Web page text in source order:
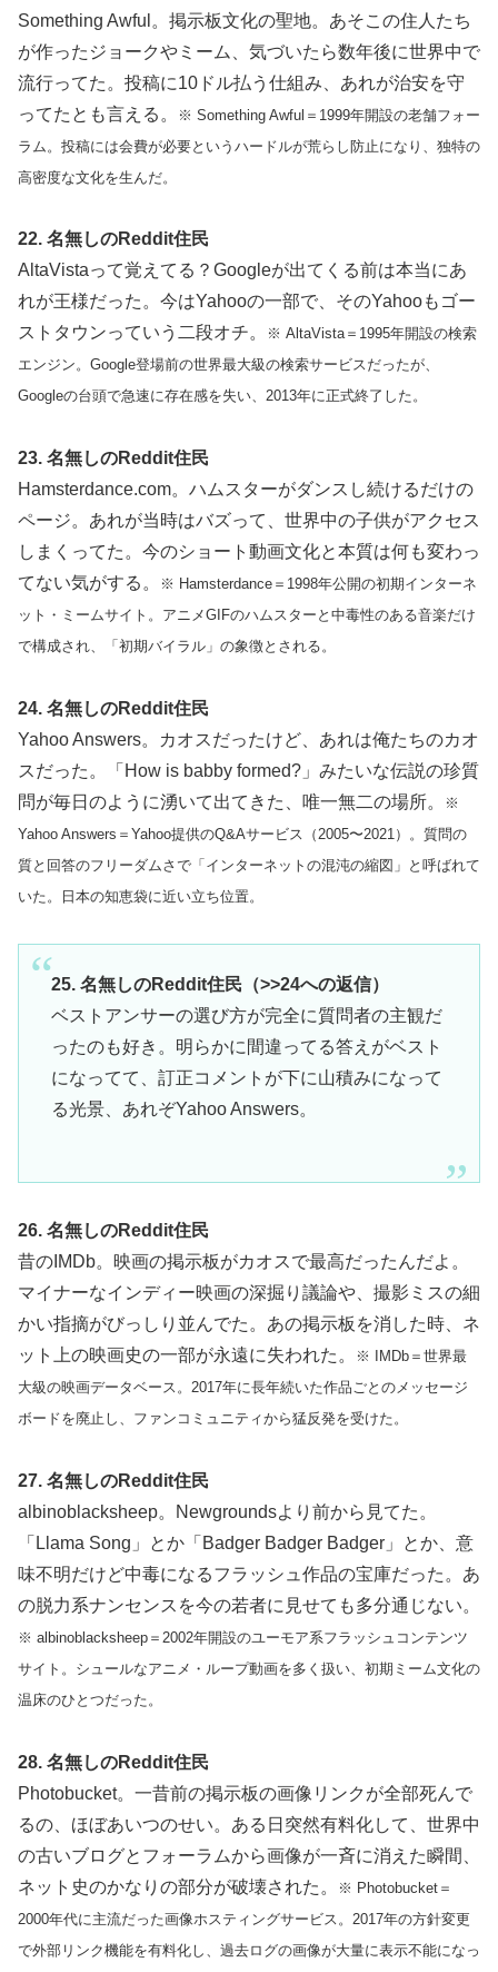
Something Awful。掲示板文化の聖地。あそこの住人たち
が作ったジョークやミーム、気づいたら数年後に世界中で
流行ってた。投稿に10ドル払う仕組み、あれが治安を守
ってたとも言える。
※ Something Awful＝1999年開設の老舗フォー
ラム。投稿には会費が必要というハードルが荒らし防止になり、独特の
高密度な文化を生んだ。
22. 名無しのReddit住民
AltaVistaって覚えてる？Googleが出てくる前は本当にあ
れが王様だった。今はYahooの一部で、そのYahooもゴー
ストタウンっていう二段オチ。
※ AltaVista＝1995年開設の検索
エンジン。Google登場前の世界最大級の検索サービスだったが、
Googleの台頭で急速に存在感を失い、2013年に正式終了した。
23. 名無しのReddit住民
Hamsterdance.com。ハムスターがダンスし続けるだけの
ページ。あれが当時はバズって、世界中の子供がアクセス
しまくってた。今のショート動画文化と本質は何も変わっ
てない気がする。
※ Hamsterdance＝1998年公開の初期インターネ
ット・ミームサイト。アニメGIFのハムスターと中毒性のある音楽だけ
で構成され、「初期バイラル」の象徴とされる。
24. 名無しのReddit住民
Yahoo Answers。カオスだったけど、あれは俺たちのカオ
スだった。「How is babby formed?」みたいな伝説の珍質
問が毎日のように湧いて出てきた、唯一無二の場所。
※
Yahoo Answers＝Yahoo提供のQ&Aサービス（2005〜2021）。質問の
質と回答のフリーダムさで「インターネットの混沌の縮図」と呼ばれて
いた。日本の知恵袋に近い立ち位置。
25. 名無しのReddit住民（>>24への返信）
ベストアンサーの選び方が完全に質問者の主観だ
ったのも好き。明らかに間違ってる答えがベスト
になってて、訂正コメントが下に山積みになって
る光景、あれぞYahoo Answers。
26. 名無しのReddit住民
昔のIMDb。映画の掲示板がカオスで最高だったんだよ。
マイナーなインディー映画の深掘り議論や、撮影ミスの細
かい指摘がびっしり並んでた。あの掲示板を消した時、ネ
ット上の映画史の一部が永遠に失われた。
※ IMDb＝世界最
大級の映画データベース。2017年に長年続いた作品ごとのメッセージ
ボードを廃止し、ファンコミュニティから猛反発を受けた。
27. 名無しのReddit住民
albinoblacksheep。Newgroundsより前から見てた。
「Llama Song」とか「Badger Badger Badger」とか、意
味不明だけど中毒になるフラッシュ作品の宝庫だった。あ
の脱力系ナンセンスを今の若者に見せても多分通じない。
※ albinoblacksheep＝2002年開設のユーモア系フラッシュコンテンツ
サイト。シュールなアニメ・ループ動画を多く扱い、初期ミーム文化の
温床のひとつだった。
28. 名無しのReddit住民
Photobucket。一昔前の掲示板の画像リンクが全部死んで
るの、ほぼあいつのせい。ある日突然有料化して、世界中
の古いブログとフォーラムから画像が一斉に消えた瞬間、
ネット史のかなりの部分が破壊された。
※ Photobucket＝
2000年代に主流だった画像ホスティングサービス。2017年の方針変更
で外部リンク機能を有料化し、過去ログの画像が大量に表示不能になっ